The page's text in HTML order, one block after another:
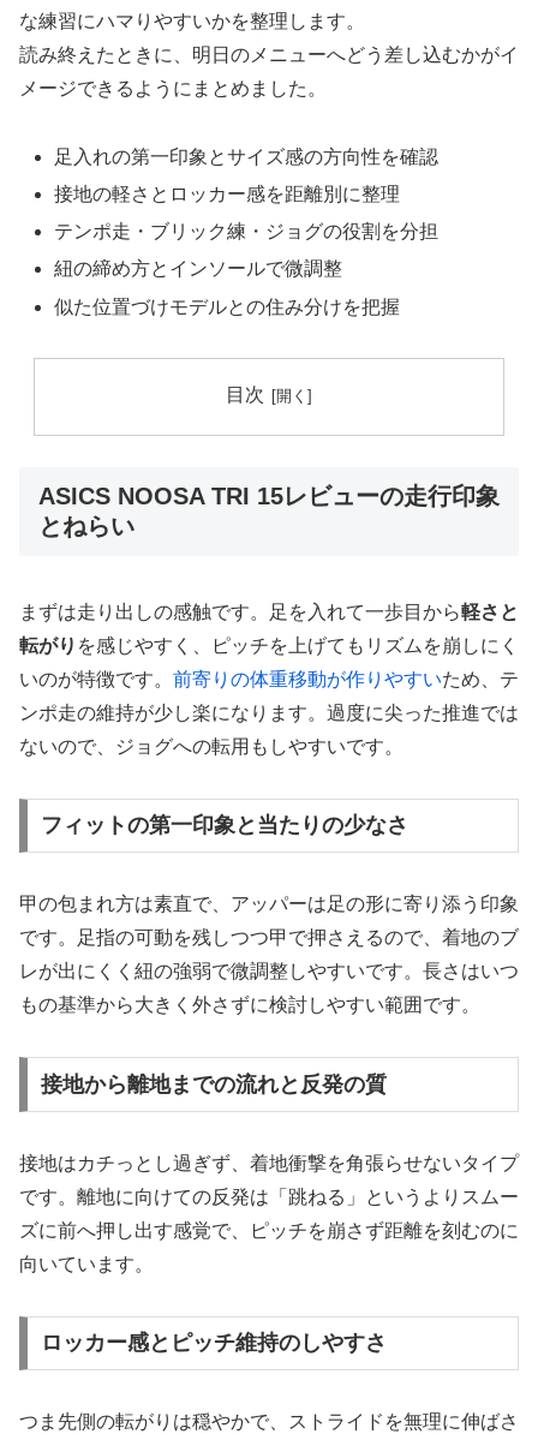
な練習にハマりやすいかを整理します。
読み終えたときに、明日のメニューへどう差し込むかがイ
メージできるようにまとめました。
足入れの第一印象とサイズ感の方向性を確認
接地の軽さとロッカー感を距離別に整理
テンポ走・ブリック練・ジョグの役割を分担
紐の締め方とインソールで微調整
似た位置づけモデルとの住み分けを把握
目次
ASICS NOOSA TRI 15レビューの走行印象
とねらい
まずは走り出しの感触です。足を入れて一歩目から軽さと
転がり を感じやすく、ピッチを上げてもリズムを崩しにく
いのが特徴です。 前寄りの体重移動が作りやすいため、テ
ンポ走の維持が少し楽になります。過度に尖った推進では
ないので、ジョグへの転用もしやすいです。
フィットの第一印象と当たりの少なさ
甲の包まれ方は素直で、アッパーは足の形に寄り添う印象
です。足指の可動を残しつつ甲で押さえるので、着地のブ
レが出にくく紐の強弱で微調整しやすいです。長さはいつ
もの基準から大きく外さずに検討しやすい範囲です。
接地から離地までの流れと反発の質
接地はカチっとし過ぎず、着地衝撃を角張らせないタイプ
です。離地に向けての反発は「跳ねる」というよりスムー
ズに前へ押し出す感覚で、ピッチを崩さず距離を刻むのに
向いています。
ロッカー感とピッチ維持のしやすさ
つま先側の転がりは穏やかで、ストライドを無理に伸ばさ